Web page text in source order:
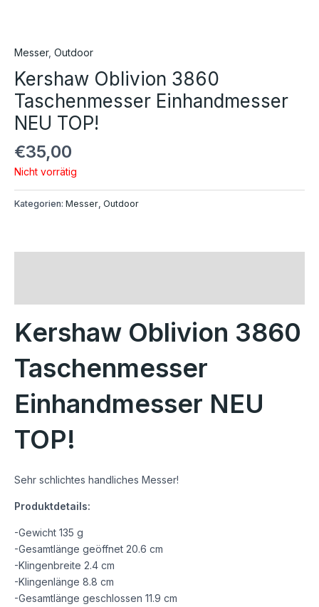
Messer, Outdoor
Kershaw Oblivion 3860
Taschenmesser Einhandmesser
NEU TOP!
€35,00
Nicht vorrätig
Kategorien: Messer Outdoor
Kershaw Oblivion 3860
Taschenmesser
Einhandmesser NEU
TOP!
Sehr schlichtes handliches Messer!
Produktdetails:
-Gewicht 135 g
-Gesamtlänge geöffnet 20.6 cm
-Klingenbreite 2.4 cm
-Klingenlänge 8.8 cm
-Gesamtlänge geschlossen 11.9 cm